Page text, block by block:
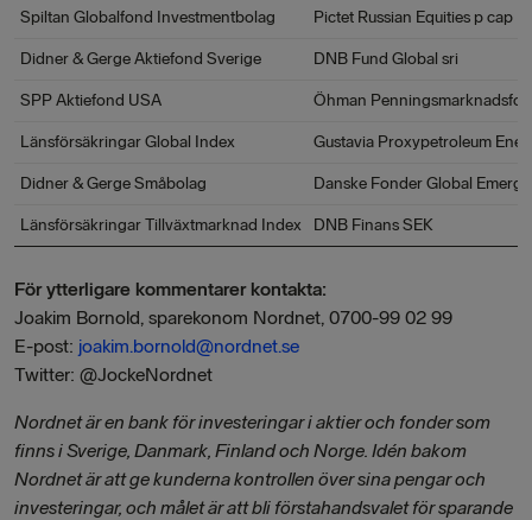
Spiltan Globalfond Investmentbolag Pictet Russian Equities p cap
Didner & Gerge Aktiefond Sverige DNB Fund Global sri
SPP Aktiefond USA Öhman
Länsförsäkringar Global Index Gustavia Proxypetroleum
Didner & Gerge Småbolag Danske Fonder Global
Länsförsäkringar Tillväxtmarknad Index DNB Finans SEK
För ytterligare kommentarer kontakta:
Joakim Bornold, sparekonom Nordnet, 0700-99 02 99
E-post: joakim.bornold@nordnet.se
Twitter: @JockeNordnet
Nordnet är en bank för investeringar i aktier och fonder som
finns i Sverige, Danmark, Finland och Norge. Idén bakom
Nordnet är att ge kunderna kontrollen över sina pengar och
investeringar, och målet är att bli förstahandsvalet för sparande